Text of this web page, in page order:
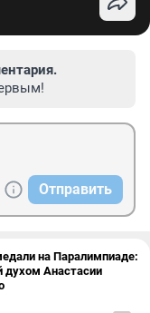
Отправить
на Паралимпиаде:
духом Анастасии